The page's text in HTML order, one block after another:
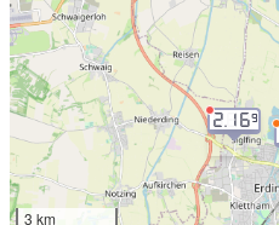
2.169
3 km